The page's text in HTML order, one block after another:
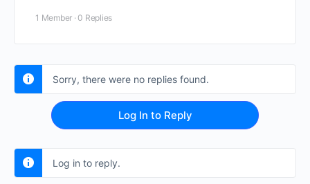
1 Member · 0 Replies
Sorry, there were no replies found.
Log In to Reply
Log in to reply.